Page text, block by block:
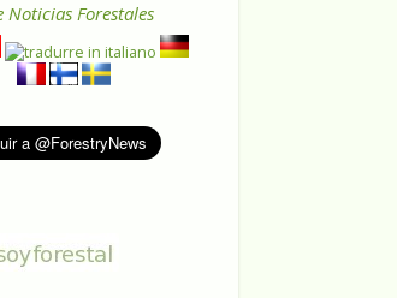
Noticias Forestales